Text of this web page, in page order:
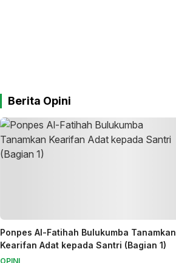
Berita Opini
Ponpes Al-Fatihah Bulukumba Tanamkan
Kearifan Adat kepada Santri (Bagian 1)
OPINI